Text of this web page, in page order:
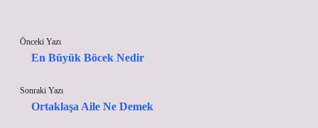
Önceki Yazı
En Büyük Böcek Nedir
Sonraki Yazı
Ortaklaşa Aile Ne Demek